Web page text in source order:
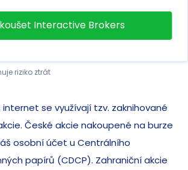
Interactive Brokers
riziko ztrát
internet se využívají tzv. zaknihované
České akcie nakoupené na burze
osobní účet u Centrálního
papírů (CDCP). Zahraniční akcie